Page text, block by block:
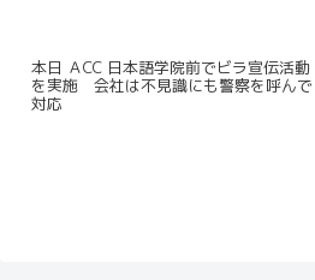
本日 ＡCC 日本語学院前でビラ宣伝活動
を実施 会社は不見識にも警察を呼んで
対応